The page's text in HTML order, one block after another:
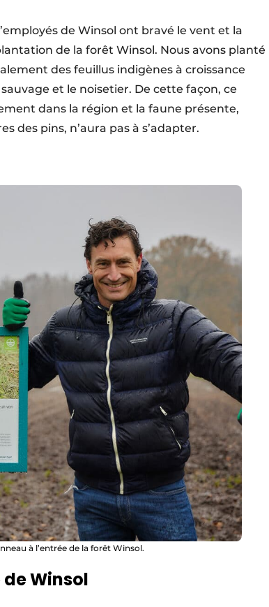
de Winsol ont bravé le vent et la
de la forêt Winsol. Nous avons planté
des feuillus indigènes à croissance
et le noisetier. De cette façon, ce
dans la région et la faune présente,
des pins, n’aura pas à s’adapter.
à l’entrée de la forêt Winsol.
Winsol